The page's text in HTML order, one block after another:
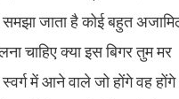
जाता है कोई बहुत
चाहिए क्या इस बिगर तुम मर
में आने वाले जो होंगे वह होंगे